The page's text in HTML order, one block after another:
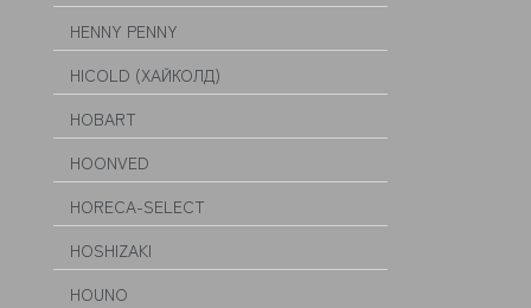
HENNY PENNY
HICOLD (ХАЙКОЛД)
HOBART
HOONVED
HORECA-SELECT
HOSHIZAKI
HOUNO